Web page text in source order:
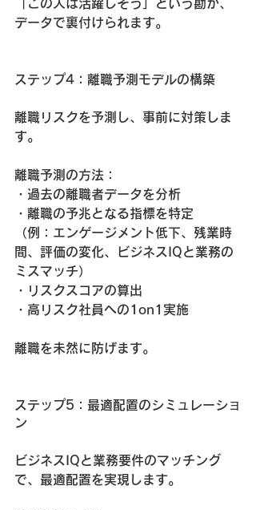
「この人は活躍しそう」という勘が、
データで裏付けられます。
ステップ4：離職予測モデルの構築
離職リスクを予測し、事前に対策しま
す。
離職予測の方法：
・過去の離職者データを分析
・離職の予兆となる指標を特定
（例：エンゲージメント低下、残業時
間、評価の変化、ビジネスIQと業務の
ミスマッチ）
・リスクスコアの算出
・高リスク社員への1on1実施
離職を未然に防げます。
ステップ5：最適配置のシミュレーショ
ン
ビジネスIQと業務要件のマッチング
で、最適配置を実現します。